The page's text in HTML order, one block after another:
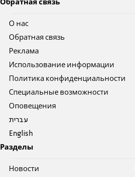
Обратная связь
О нас
Обратная связь
Реклама
Использование информации
Политика конфиденциальности
Специальные возможности
Оповещения
עברית
English
Разделы
Новости